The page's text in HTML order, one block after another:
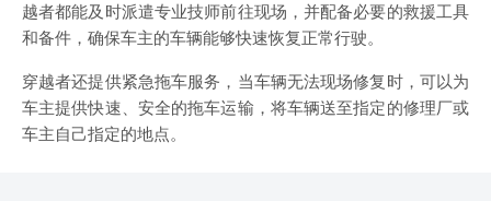
越者都能及时派遣专业技师前往现场，并配备必要的救援工具
和备件，确保车主的车辆能够快速恢复正常行驶。
穿越者还提供紧急拖车服务，当车辆无法现场修复时，可以为
车主提供快速、安全的拖车运输，将车辆送至指定的修理厂或
车主自己指定的地点。